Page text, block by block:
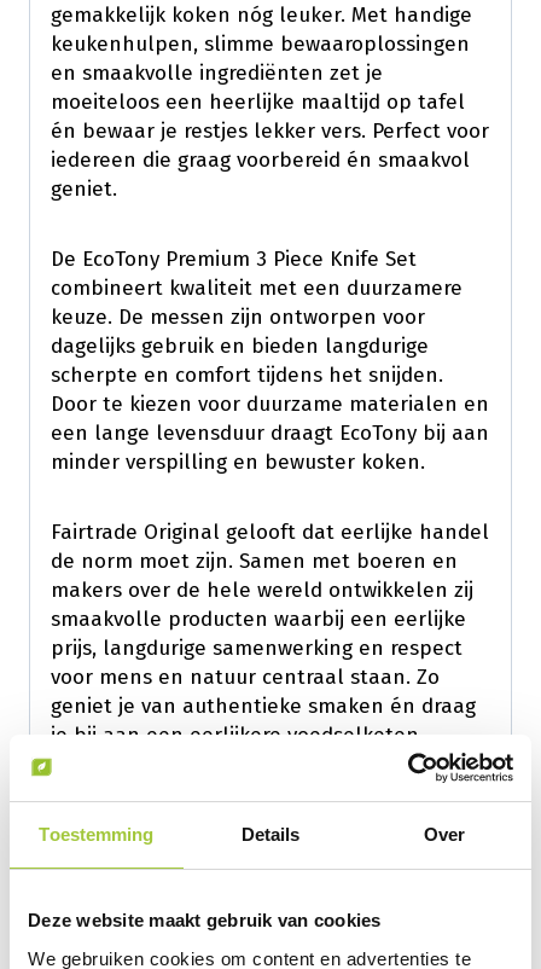
Toestemming Details Over
Deze website maakt gebruik van cookies
We gebruiken cookies om content en advertenties te
gemakkelijk koken nóg leuker. Met handige
keukenhulpen, slimme bewaaroplossingen
en smaakvolle ingrediënten zet je
moeiteloos een heerlijke maaltijd op tafel
én bewaar je restjes lekker vers. Perfect voor
iedereen die graag voorbereid én smaakvol
geniet.
De EcoTony Premium 3 Piece Knife Set
combineert kwaliteit met een duurzamere
keuze. De messen zijn ontworpen voor
dagelijks gebruik en bieden langdurige
scherpte en comfort tijdens het snijden.
Door te kiezen voor duurzame materialen en
een lange levensduur draagt EcoTony bij aan
minder verspilling en bewuster koken.
Fairtrade Original gelooft dat eerlijke handel
de norm moet zijn. Samen met boeren en
makers over de hele wereld ontwikkelen zij
smaakvolle producten waarbij een eerlijke
prijs, langdurige samenwerking en respect
voor mens en natuur centraal staan. Zo
geniet je van authentieke smaken én draag
je bij aan een eerlijkere voedselketen.
Amaizin brengt de authentieke smaken van
de wereld samen met een duurzame visie.
Het merk werkt uitsluitend met biologische
B Corp-gecertificeerd. Daarnaast bouwt
Amaizin aan langdurige, eerlijke